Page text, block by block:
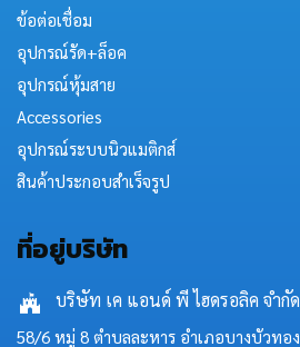
ข้อต่อเชื่อม
อุปกรณ์รัด+ล็อค
อุปกรณ์หุ้มสาย
Accessories
อุปกรณ์ระบบนิวแมติกส์
สินค้าประกอบสำเร็จรูป
ที่อยู่บริษัท
บริษัท เค แอนด์ พี ไฮดรอลิค จำกัด
58/6 หมู่ 8 ตำบลละหาร อำเภอบางบัวทอง